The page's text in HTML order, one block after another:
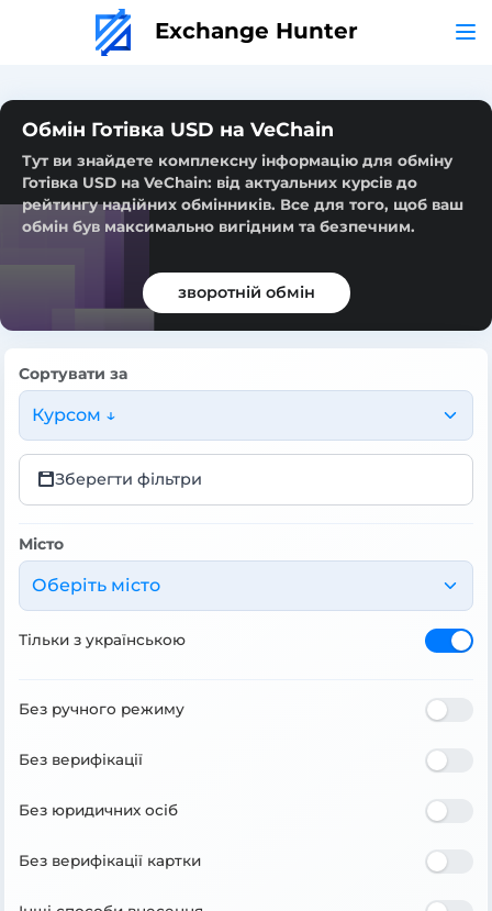
Exchange Hunter
Обмін Готівка USD на VeChain
Тут ви знайдете комплексну інформацію для обміну
Готівка USD на VeChain: від актуальних курсів до
рейтингу надійних обмінників. Все для того, щоб ваш
обмін був максимально вигідним та безпечним.
зворотній обмін
Сортувати за
Курсом ↓
Зберегти фільтри
Місто
Оберіть місто
Тільки з українською
Без ручного режиму
Без верифікації
Без юридичних осіб
Без верифікації картки